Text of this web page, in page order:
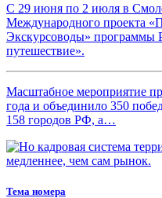
С 29 июня по 2 июля в
Международного проекта
Экскурсоводы» программы
путешествие».
Масштабное мероприятие
года и объединило 350
158 городов РФ, а…
Тема номера